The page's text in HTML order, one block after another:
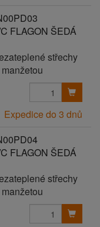
FLAGON ŠEDÁ
střechy
Expedice do 3 dnů
FLAGON ŠEDÁ
střechy